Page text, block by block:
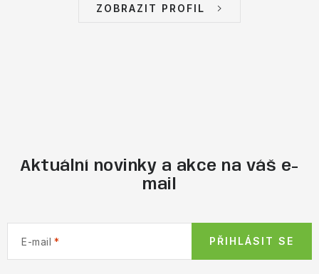
ZOBRAZIT PROFIL
Aktuální novinky a akce na váš e-
mail
E-mail PŘIHLÁSIT SE